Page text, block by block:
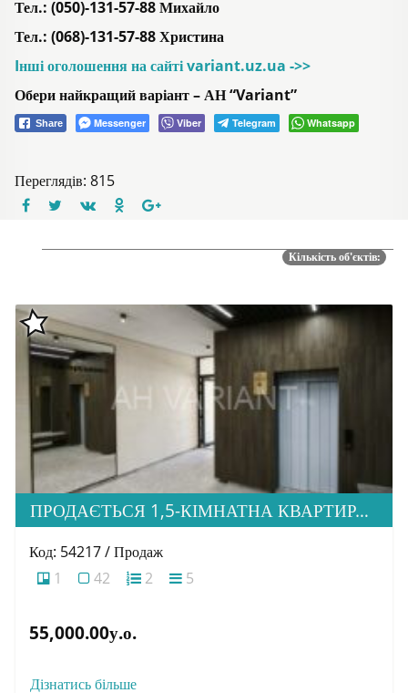
Тел.: (050)-131-57-88 Михайло
Тел.: (068)-131-57-88 Христина
Iнші оголошення на сайті variant.uz.ua ->>
Обери найкращий варіант – АН “Variant”
Share Messenger Viber Telegram Whatsapp
Переглядів: 815
Кількість об'єктів:
ПРОДАЄТЬСЯ 1,5-КІМНАТНА КВАРТИРА В НОВОБУДОВІ ЖК «ЗАГОРСЬКА»
Код: 54217 / Продаж
1
42 2 5
55,000.00у.о.
Дізнатись більше